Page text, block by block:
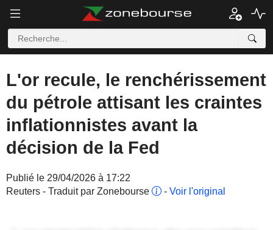
L'or recule, le renchérissement
du pétrole attisant les craintes
inflationnistes avant la
décision de la Fed
Publié le 29/04/2026 à 17:22
Reuters - Traduit par Zonebourse
- Voir l'original